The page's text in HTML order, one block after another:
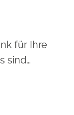
für Ihre
sind…